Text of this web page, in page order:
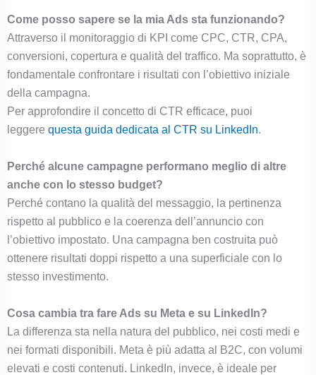
Come posso sapere se la mia Ads sta funzionando?
Attraverso il monitoraggio di KPI come CPC, CTR, CPA,
conversioni, copertura e qualità del traffico. Ma soprattutto, è
fondamentale confrontare i risultati con l’obiettivo iniziale
della campagna.
Per approfondire il concetto di CTR efficace, puoi
leggere questa guida dedicata al CTR su LinkedIn.
Perché alcune campagne performano meglio di altre
anche con lo stesso budget?
Perché contano la qualità del messaggio, la pertinenza
rispetto al pubblico e la coerenza dell’annuncio con
l’obiettivo impostato. Una campagna ben costruita può
ottenere risultati doppi rispetto a una superficiale con lo
stesso investimento.
Cosa cambia tra fare Ads su Meta e su LinkedIn?
La differenza sta nella natura del pubblico, nei costi medi e
nei formati disponibili. Meta è più adatta al B2C, con volumi
elevati e costi contenuti. LinkedIn, invece, è ideale per